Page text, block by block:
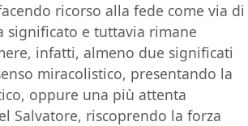
ricorso alla fede come via di
significato e tuttavia rimane
infatti, almeno due significati
miracolistico, presentando la
oppure una più attenta
Salvatore, riscoprendo la forza